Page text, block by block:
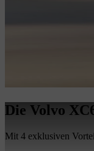
Die Volvo
Mit 4 exklusiven